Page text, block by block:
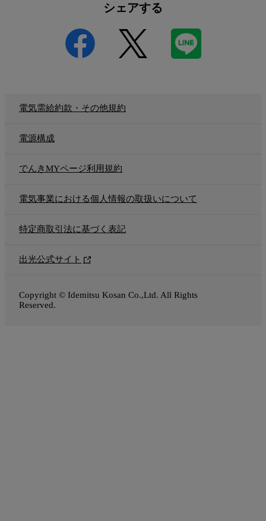
シェアする
電気需給約款・その他規約
電源構成
でんきMYページ利用規約
電気事業における個人情報の取扱いについて
特定商取引法に基づく表記
出光公式サイト
Copyright © Idemitsu Kosan Co.,Ltd. All Rights
Reserved.